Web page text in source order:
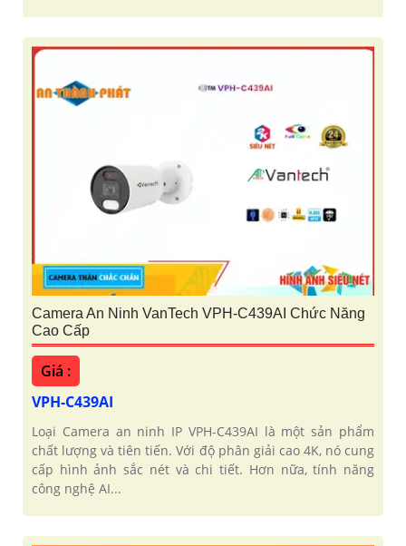
Camera An Ninh VanTech VPH-C439AI Chức Năng
Cao Cấp
Giá :
VPH-C439AI
Loại Camera an ninh IP VPH-C439AI là một sản phẩm
chất lượng và tiên tiến. Với độ phân giải cao 4K, nó cung
cấp hình ảnh sắc nét và chi tiết. Hơn nữa, tính năng
công nghệ AI...